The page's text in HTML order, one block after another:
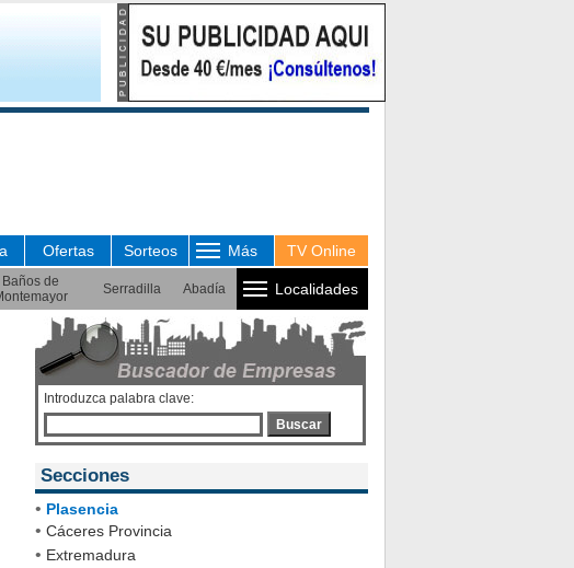
Ofertas Sorteos Más TV Online
Baños de
Serradilla Abadía Localidades
Introduzca palabra clave:
Buscar
Secciones
• Plasencia
• Cáceres Provincia
• Extremadura